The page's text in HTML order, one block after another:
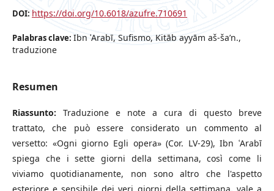
DOI: https://doi.org/10.6018/azufre.710691
Palabras clave: Ibn ʿArabī, Sufismo, Kitāb ayyām aš-ša’n.,
traduzione
Resumen
Riassunto: Traduzione e note a cura di questo breve
trattato, che può essere considerato un commento al
versetto: «Ogni giorno Egli opera» (Cor. LV-29), Ibn ʿArabī
spiega che i sette giorni della settimana, così come li
viviamo quotidianamente, non sono altro che l'aspetto